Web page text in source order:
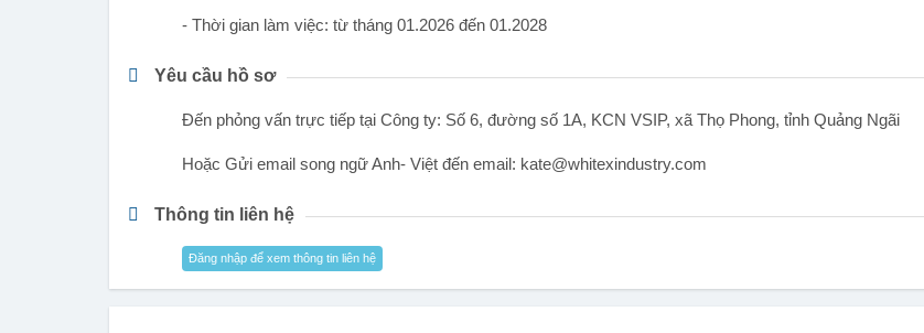
- Thời gian làm việc: từ tháng 01.2026 đến 01.2028
Yêu cầu hồ sơ
Đến phỏng vấn trực tiếp tại Công ty: Số 6, đường số 1A, KCN VSIP, xã Thọ Phong, tỉnh Quảng Ngãi
Hoặc Gửi email song ngữ Anh- Việt đến email: kate@whitexindustry.com
Thông tin liên hệ
Đăng nhập để xem thông tin liên hệ